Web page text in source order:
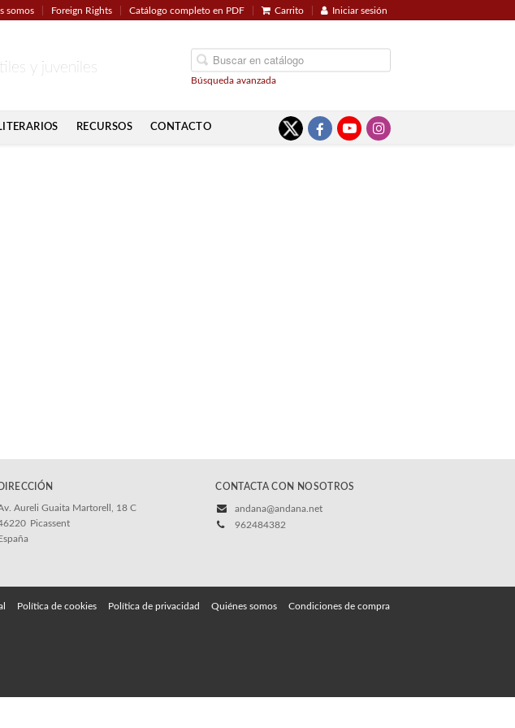
somos Foreign Rights Catálogo completo en PDF Carrito Iniciar sesión
y juveniles
Búsqueda avanzada
RECURSOS CONTACTO
DIRECCIÓN
Aureli Guaita Martorell, 18 C
Picassent
CONTACTA CON NOSOTROS
andana@andana.net
962484382
Política de cookies Política de privacidad Quiénes somos Condiciones de compra